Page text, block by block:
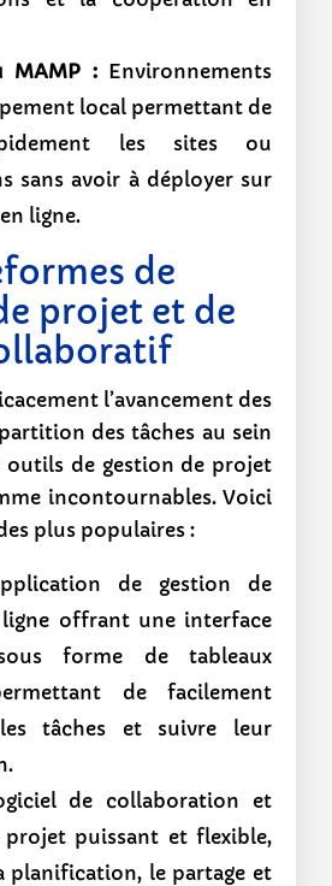
MAMP :Environnements
local permettant de
les sites ou
sans avoir à déployer sur
ligne.
de
projet et de
l’avancement des
des tâches au sein
outils de gestion de projet
incontournables. Voici
plus populaires :
de gestion de
offrant une interface
forme de tableaux
de facilement
tâches et suivre leur
de collaboration et
projet puissant et flexible,
planification, le partage et